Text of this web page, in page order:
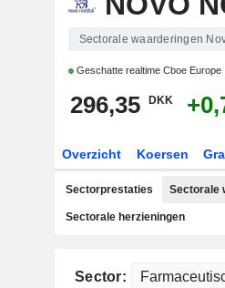
Sectorale waarderingen
Geschatte realtime Cboe Europe
296,35 DKK
Overzicht Koersen
Sectorprestaties Sectorale
Sectorale herzieningen
Sector: